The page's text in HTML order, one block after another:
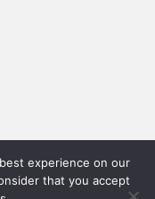
experience on our
that you accept